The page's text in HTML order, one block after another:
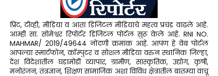
प्रिंट, टीव्ही, मीडिया व आता डिजिटल मीडियाचे महत्व प्रचंड वाढले आहे.
आम्ही सा. सोमेश्वर रिपोर्टर डिजिटल पोर्टल सुरू केले आहे. RNI NO.
MAHMAR/ 2019/49644 नोंदणी क्रमांक आहे. आपण हे वेब पोर्टल
आपल्या स्मार्टफोन, कॉम्पुटर व सोशल मीडिया वरुन स्थानिक जिल्हा,
देश विदेशातील घडामोडी व्यापार, ग्रामीण, सांस्कृतिक, उद्योग, कृषी,
मनोरंजन, तंत्रज्ञान, शिक्षण सामाजिक अशा विविध क्षेत्रातील बातम्या वाचू